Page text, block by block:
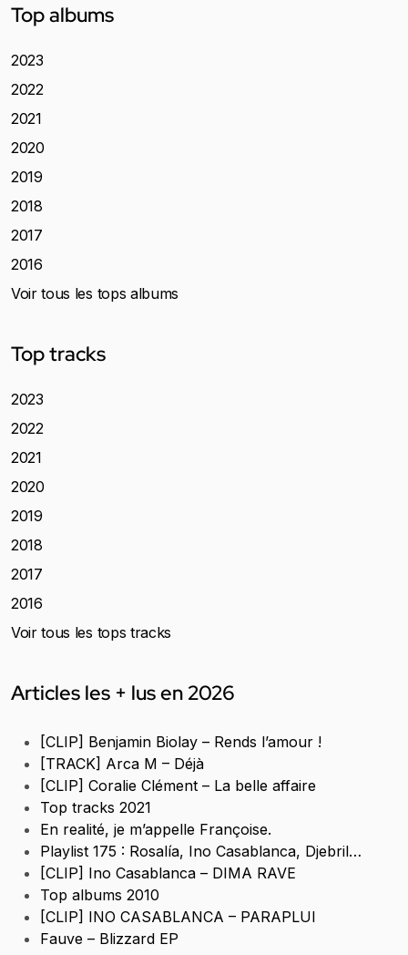
Top albums
2023
2022
2021
2020
2019
2018
2017
2016
Voir tous les tops albums
Top tracks
2023
2022
2021
2020
2019
2018
2017
2016
Voir tous les tops tracks
Articles les + lus en 2026
[CLIP] Benjamin Biolay – Rends l’amour !
[TRACK] Arca M – Déjà
[CLIP] Coralie Clément – La belle affaire
Top tracks 2021
En realité, je m’appelle Françoise.
Playlist 175 : Rosalía, Ino Casablanca, Djebril…
[CLIP] Ino Casablanca – DIMA RAVE
Top albums 2010
[CLIP] INO CASABLANCA – PARAPLUI
Fauve – Blizzard EP